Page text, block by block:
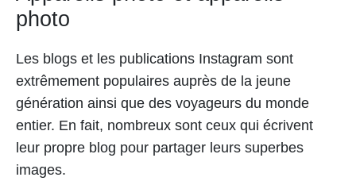
photo
Les blogs et les publications Instagram sont
extrêmement populaires auprès de la jeune
génération ainsi que des voyageurs du monde
entier. En fait, nombreux sont ceux qui écrivent
leur propre blog pour partager leurs superbes
images.